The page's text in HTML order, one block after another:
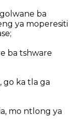
ba
ya moperesiti
ba tshware
go ka tla ga
mo ntlong ya